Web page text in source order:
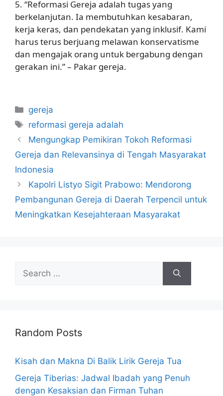
5. “Reformasi Gereja adalah tugas yang
berkelanjutan. Ia membutuhkan kesabaran,
kerja keras, dan pendekatan yang inklusif. Kami
harus terus berjuang melawan konservatisme
dan mengajak orang untuk bergabung dengan
gerakan ini.” – Pakar gereja.
Categories
gereja
Tags
reformasi gereja adalah
Mengungkap Pemikiran Tokoh Reformasi
Gereja dan Relevansinya di Tengah Masyarakat
Indonesia
Kapolri Listyo Sigit Prabowo: Mendorong
Pembangunan Gereja di Daerah Terpencil untuk
Meningkatkan Kesejahteraan Masyarakat
Search
for:
Random Posts
Kisah dan Makna Di Balik Lirik Gereja Tua
Gereja Tiberias: Jadwal Ibadah yang Penuh
dengan Kesaksian dan Firman Tuhan